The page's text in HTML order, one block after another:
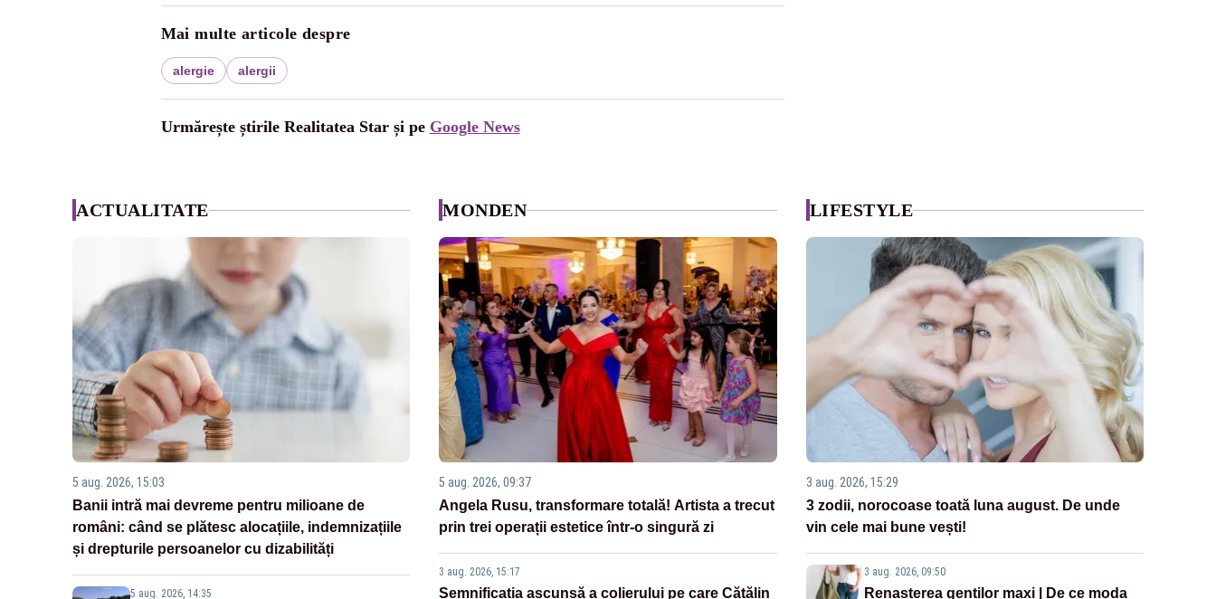
Mai multe articole despre
alergie alergii
Urmărește știrile Realitatea Star și pe Google News
ACTUALITATE
5 aug. 2026, 15:03
Banii intră mai devreme pentru milioane de
români: când se plătesc alocațiile, indemnizațiile
și drepturile persoanelor cu dizabilități
5 aug. 2026, 14:35
MONDEN
5 aug. 2026, 09:37
Angela Rusu, transformare totală! Artista a trecut
prin trei operații estetice într-o singură zi
3 aug. 2026, 15:17
Semnificația ascunsă a colierului pe care Cătălin
LIFESTYLE
3 aug. 2026, 15:29
3 zodii, norocoase toată luna august. De unde
vin cele mai bune vești!
3 aug. 2026, 09:50
Renașterea genților maxi | De ce moda